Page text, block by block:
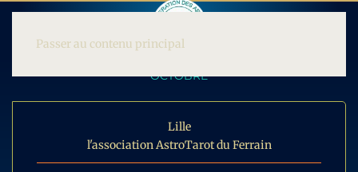
Passer au contenu principal
OCTOBRE
Lille
l'association AstroTarot du Ferrain